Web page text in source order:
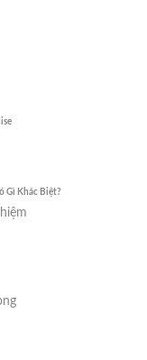
Gì Khác Biệt?